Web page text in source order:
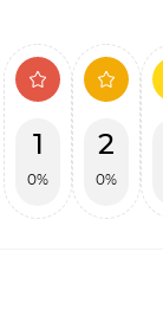
1
0%
2
0%